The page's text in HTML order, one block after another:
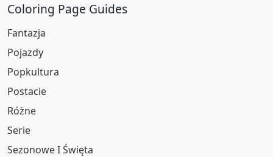
Coloring Page Guides
Fantazja
Pojazdy
Popkultura
Postacie
Różne
Serie
Sezonowe I Święta